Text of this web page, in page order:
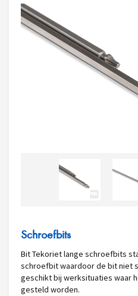
Schroefbits
Bit Tekoriet lange schroefbits
schroefbit waardoor de bit niet
geschikt bij werksituaties waar
gesteld worden.